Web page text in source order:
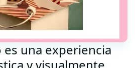
es una experiencia